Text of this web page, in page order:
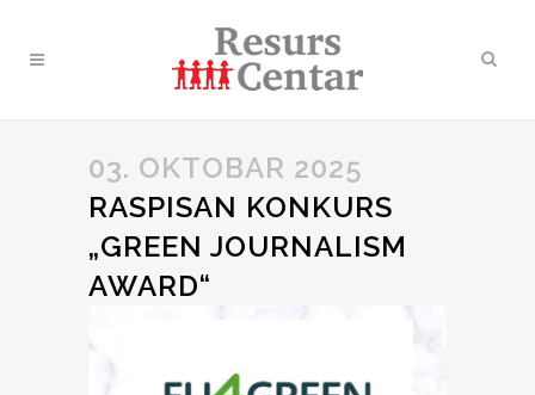
03. OKTOBAR 2025
RASPISAN KONKURS
„GREEN JOURNALISM
AWARD“